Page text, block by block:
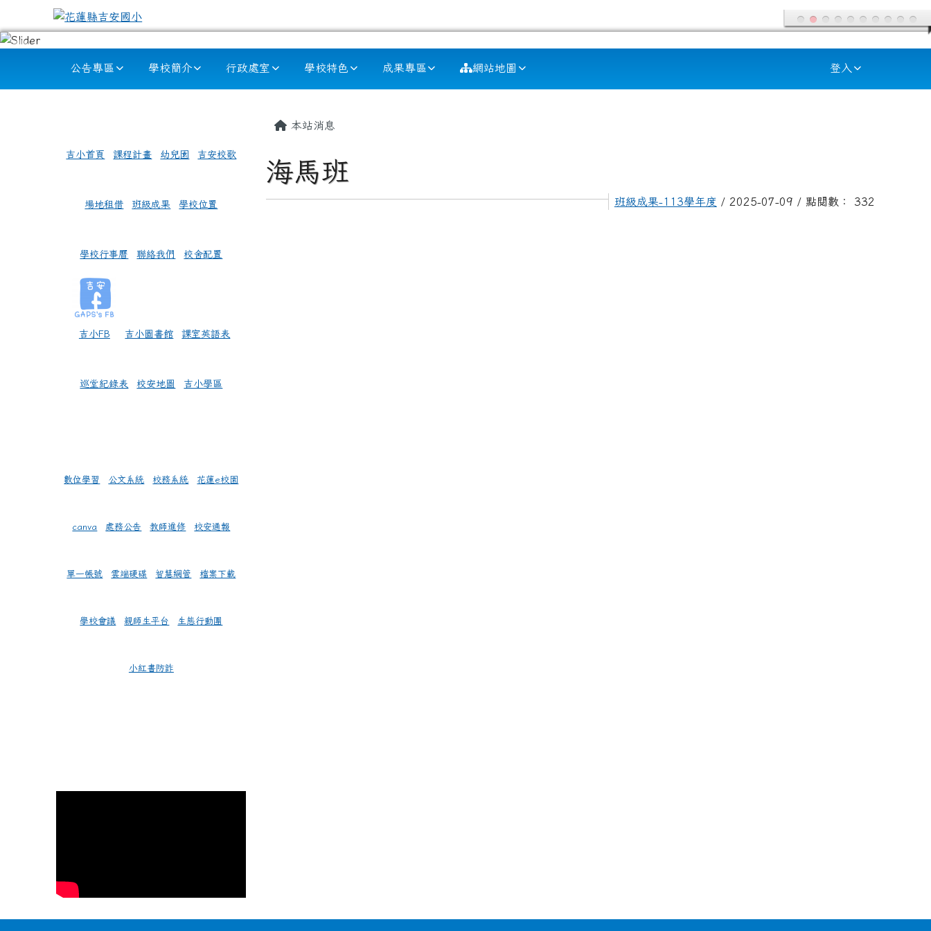
跳至主內容區
花蓮縣吉安國小
公告專區 學校簡介 行政處室 學校特色 成果專區 網站地圖 登入
吉小首頁 課程計畫 幼兒園 吉安校歌
場地租借 班級成果 學校位置
學校行事曆 聯絡我們 校舍配置
吉小FB 吉小圖書館 課室英語表
巡堂紀錄表 校安地圖 吉小學區
數位學習 公文系統 校務系統 花蓮e校園
canva 處務公告 教師進修 校安通報
單一帳號 雲端硬碟 智慧網管 檔案下載
學校會議 親師生平台 生態行動團
小紅書防詐
主內容區域
本站消息
海馬班
班級成果-113學年度 / 2025-07-09 / 點閱數： 332